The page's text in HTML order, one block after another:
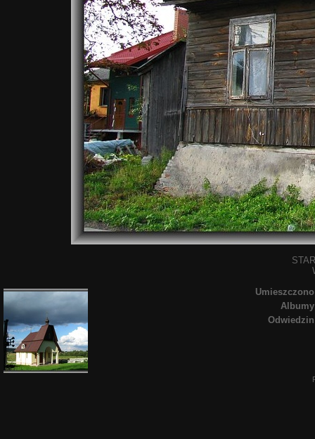
Umieszczono
Albumy
Odwiedzin